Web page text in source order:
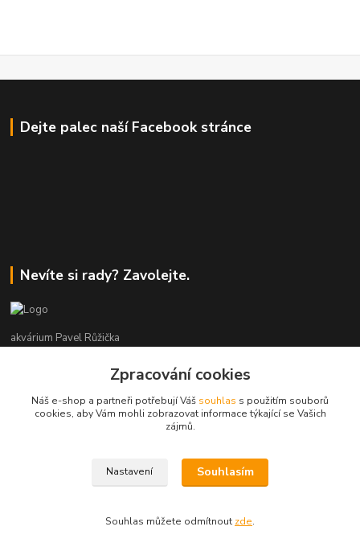
Dejte palec naší Facebook stránce
Nevíte si rady? Zavolejte.
akvárium Pavel Růžička
+420 602 118 290
9:00 až 16:00 v pracovní dny
akvárium Růžička 2011 - 2026
Zpracování cookies
Náš e-shop a partneři potřebují Váš souhlas s použitím souborů
cookies, aby Vám mohli zobrazovat informace týkající se Vašich
zájmů.
Nastavení Souhlasím
Souhlas můžete odmítnout zde.